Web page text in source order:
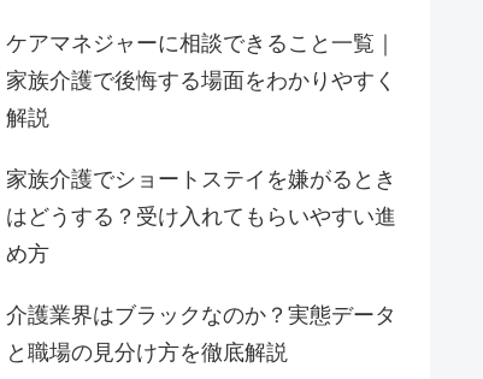
ケアマネジャーに相談できること一覧｜
家族介護で後悔する場面をわかりやすく
解説
家族介護でショートステイを嫌がるとき
はどうする？受け入れてもらいやすい進
め方
介護業界はブラックなのか？実態データ
と職場の見分け方を徹底解説